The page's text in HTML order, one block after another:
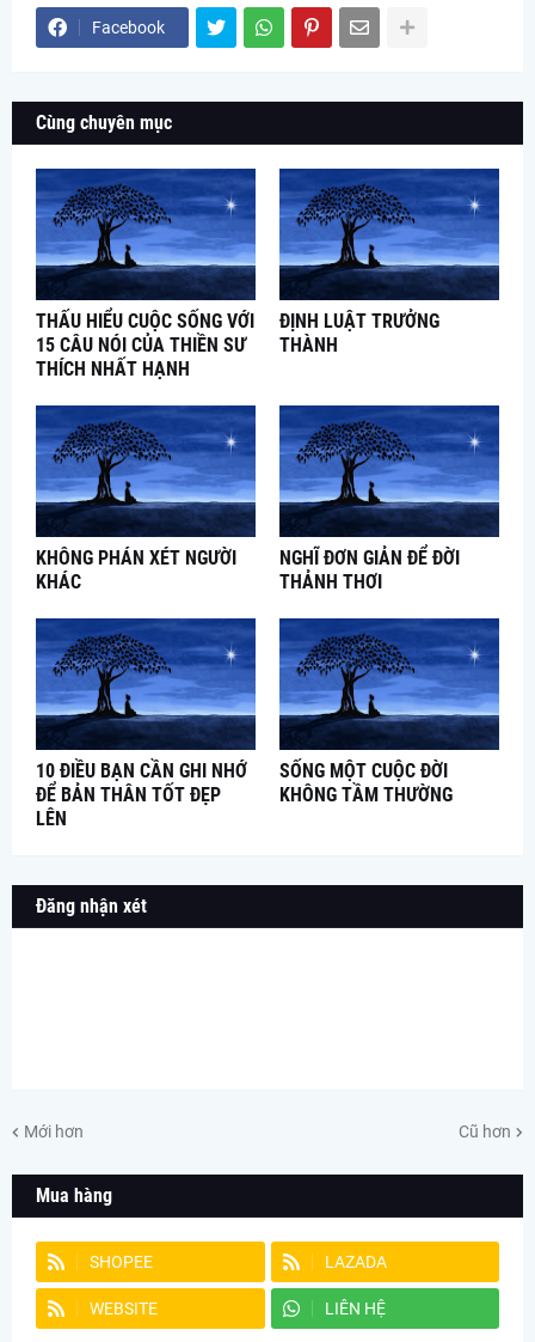
Facebook
Cùng chuyên mục
THẤU HIỂU CUỘC SỐNG VỚI
15 CÂU NÓI CỦA THIỀN SƯ
THÍCH NHẤT HẠNH
ĐỊNH LUẬT TRƯỞNG
THÀNH
KHÔNG PHÁN XÉT NGƯỜI
KHÁC
NGHĨ ĐƠN GIẢN ĐỂ ĐỜI
THẢNH THƠI
10 ĐIỀU BẠN CẦN GHI NHỚ
ĐỂ BẢN THÂN TỐT ĐẸP
LÊN
SỐNG MỘT CUỘC ĐỜI
KHÔNG TẦM THƯỜNG
Đăng nhận xét
Mới hơn Cũ hơn
Mua hàng
SHOPEE LAZADA
WEBSITE LIÊN HỆ